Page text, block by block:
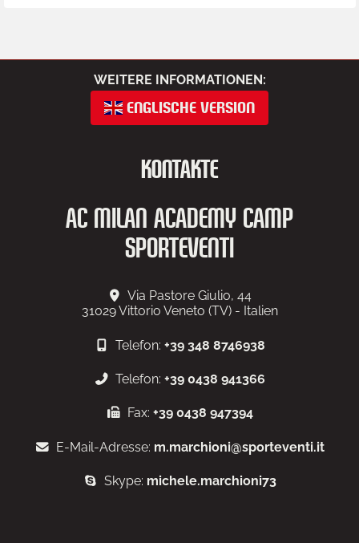
WEITERE INFORMATIONEN:
ENGLISCHE VERSION
KONTAKTE
AC MILAN ACADEMY CAMP
SPORTEVENTI
Via Pastore Giulio, 44
31029Vittorio Veneto (TV) - Italien
Telefon: +39 348 8746938
Telefon: +39 0438 941366
Fax: +39 0438 947394
E-Mail-Adresse: m.marchioni@sporteventi.it
Skype: michele.marchioni73